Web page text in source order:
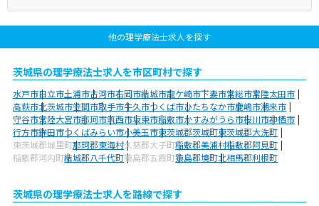
他の理学療法士求人を探す
茨城県の理学療法士求人を市区町村で探す
水戸市日立市土浦市古河市石岡市結城市龍ケ崎市下妻市常総市常陸太田市
高萩市北茨城市笠間市取手市牛久市つくば市ひたちなか市鹿嶋市潮来市
守谷市常陸大宮市那珂市筑西市坂東市稲敷市かすみがうら市桜川市神栖市
行方市鉾田市つくばみらい市小美玉市東茨城郡茨城町東茨城郡大洗町
東茨城郡城里町那珂郡東海村久慈郡大子町稲敷郡美浦村稲敷郡阿見町
稲敷郡河内町結城郡八千代町猿島郡五霞町猿島郡境町北相馬郡利根町
茨城県の理学療法士求人を路線で探す